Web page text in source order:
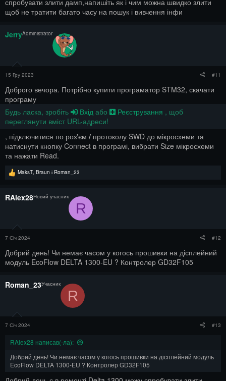
спробувати злити дамп,напишіть як і чим можна швидко злити
щоб не тратити багато часу на пошук і вивчення інфи
JerryAdministrator
15 Гру 2023 #11
Доброго вечора. Потрібно купити програматор STM32, скачати
програму
Будь ласка, зробіть
Вхід або Реєстрування , щоб
переглянути вміст URL-адреси!
, підключитися по роз'єм / протоколу SWD до мікросхеми та
натиснути кнопку Connect в програмі, вибрати Size мікросхеми
та нажати Read.
Р
ц
MaksT, Braun і Roman_23
RAlex28Новий учасник
R
7 Січ 2024 #12
Добрий день! Чи немає часом у когось прошивки на дісплейний
модуль EcoFlow DELTA 1300-EU ? Контролер GD32F105
Roman_23Учасник
R
7 Січ 2024 #13
RAlex28 написав(-ла):
Добрий день! Чи немає часом у когось прошивки на дісплейний модуль
EcoFlow DELTA 1300-EU ? Контролер GD32F105